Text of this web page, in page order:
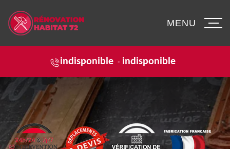
indisponible - indisponible
MENU